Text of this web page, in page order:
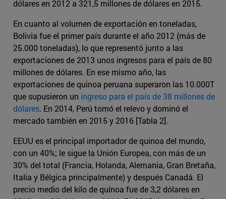
dólares en 2012 a 321,5 millones de dólares en 2015.
En cuanto al volumen de exportación en toneladas,
Bolivia fue el primer país durante el año 2012 (más de
25.000 toneladas), lo que representó junto a las
exportaciones de 2013 unos ingresos para el país de 80
millones de dólares. En ese mismo año, las
exportaciones de quinoa peruana superaron las 10.000T
que supusieron un ingreso para el país de 38 millones de
dólares. En 2014, Perú tomó el relevo y dominó el
mercado también en 2015 y 2016 [Tabla 2].
EEUU es el principal importador de quinoa del mundo,
con un 40%; le sigue la Unión Europea, con más de un
30% del total (Francia, Holanda, Alemania, Gran Bretaña,
Italia y Bélgica principalmente) y después Canadá. El
precio medio del kilo de quínoa fue de 3,2 dólares en